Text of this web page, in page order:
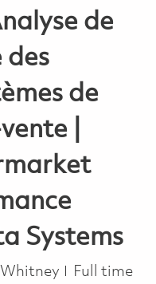
de
des
de
|
Systems
Job Type
Full time